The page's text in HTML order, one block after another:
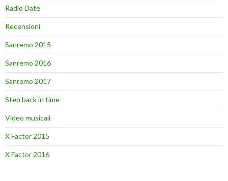
Radio Date
Recensioni
Sanremo 2015
Sanremo 2016
Sanremo 2017
Step back in time
Video musicali
X Factor 2015
X Factor 2016